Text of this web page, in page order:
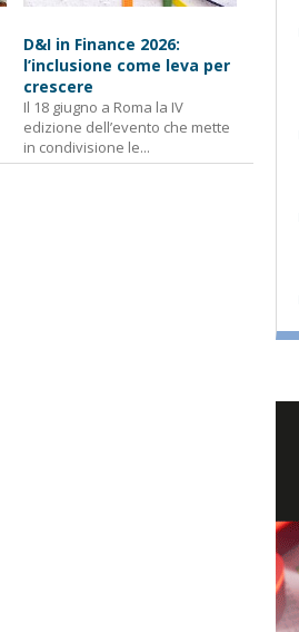
D&I in Finance 2026:
l’inclusione come leva per
crescere
Il 18 giugno a Roma la IV
edizione dell’evento che mette
in condivisione le...